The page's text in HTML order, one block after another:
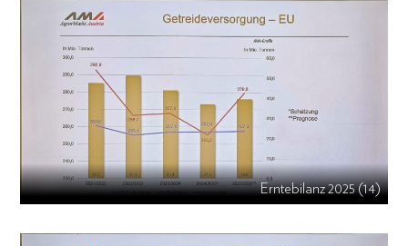
Erntebilanz 2025 (14)